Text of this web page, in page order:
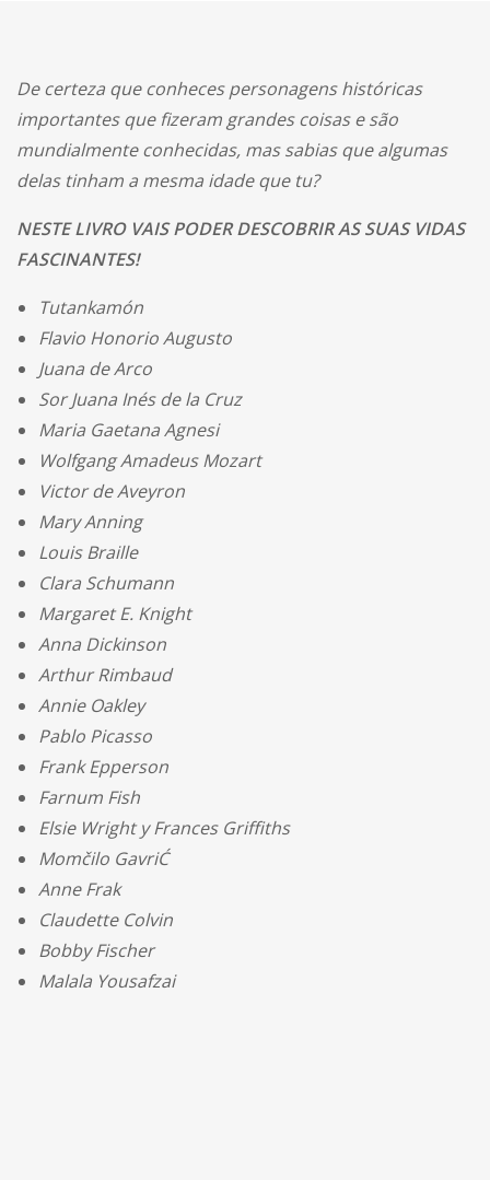
De certeza que conheces personagens históricas
importantes que fizeram grandes coisas e são
mundialmente conhecidas, mas sabias que algumas
delas tinham a mesma idade que tu?
NESTE LIVRO VAIS PODER DESCOBRIR AS SUAS VIDAS
FASCINANTES!
Tutankamón
Flavio Honorio Augusto
Juana de Arco
Sor Juana Inés de la Cruz
Maria Gaetana Agnesi
Wolfgang Amadeus Mozart
Victor de Aveyron
Mary Anning
Louis Braille
Clara Schumann
Margaret E. Knight
Anna Dickinson
Arthur Rimbaud
Annie Oakley
Pablo Picasso
Frank Epperson
Farnum Fish
Elsie Wright y Frances Griffiths
Momčilo GavriĆ
Anne Frak
Claudette Colvin
Bobby Fischer
Malala Yousafzai